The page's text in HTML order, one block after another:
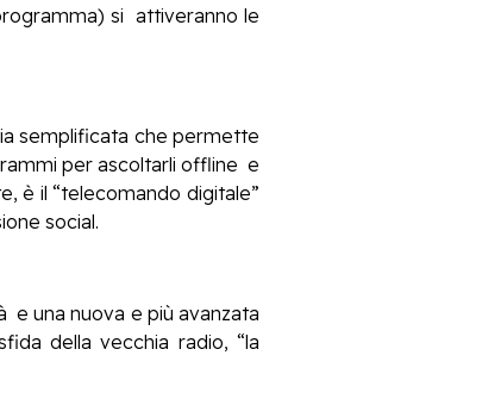
si attiveranno le
semplificata che permette
per ascoltarli offline e
è il “telecomando digitale”
social.
e una nuova e più avanzata
della vecchia radio, “la